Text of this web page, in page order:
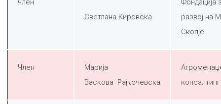
член
Светлана Киревска
Фондација
развој на
Скопје
Член
Марија
Васкова Рајкочевска
консалтинг